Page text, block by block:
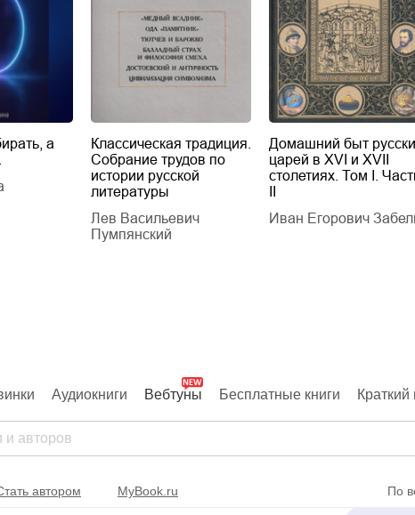
а
Классическая традиция.
Собрание трудов по
истории русской
литературы
Лев Васильевич
Пумпянский
Домашний быт
царей в XVI и XVII
столетиях. Том I.
Иван Егорович
Аудиокниги Вебтуны Бесплатные книги Краткий
автором MyBook.ru По